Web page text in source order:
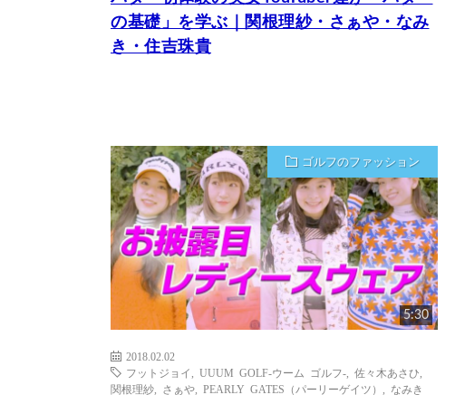
の基礎」を学ぶ｜関根理紗・さぁや・なみ
き・住吉珠貴
ゴルフのファッション
5:30
2018.02.02
フットジョイ
UUUM GOLF-ウーム ゴルフ- 佐々木あさひ
関根理紗
さぁや PEARLY GATES（パーリーゲイツ） なみき